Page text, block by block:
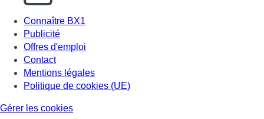
Connaître BX1
Publicité
Offres d'emploi
Contact
Mentions légales
Politique de cookies (UE)
Gérer les cookies